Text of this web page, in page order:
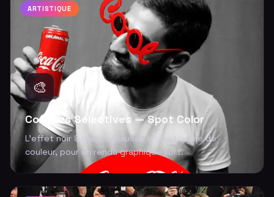
ARTISTIQUE
🎨
Couleurs Sélectives — Spot Color
L'effet noir & blanc rehaussé d'une touche de
couleur, pour un rendu graphique fort.